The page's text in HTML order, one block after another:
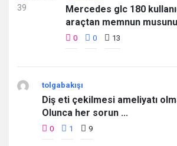
Mercedes glc 180
araçtan memnun
0 0 13
tolgabakışı
Diş eti çekilmesi ameliyatı
Olunca her sorun ...
0 1 9